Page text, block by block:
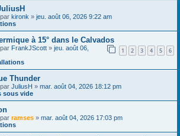
kironk » jeu. août 06, 2026 9:22 am
à 15° dans le Calvados
1 2 3 4 5 6
FrankJScott » jeu. août 06,
Thunder
JuliusH » mar. août 04, 2026 18:12 pm
sous vide
ramses » mar. août 04, 2026 17:03 pm